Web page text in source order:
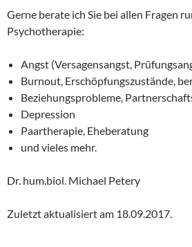
Gerne berate ich Sie bei allen Fragen
Psychotherapie:
Angst (Versagensangst,
Burnout, Erschöpfungszustände,
Beziehungsprobleme,
Depression
Paartherapie, Eheberatung
und vieles mehr.
Dr. hum.biol. Michael Petery
Zuletzt aktualisiert am 18.09.2017.